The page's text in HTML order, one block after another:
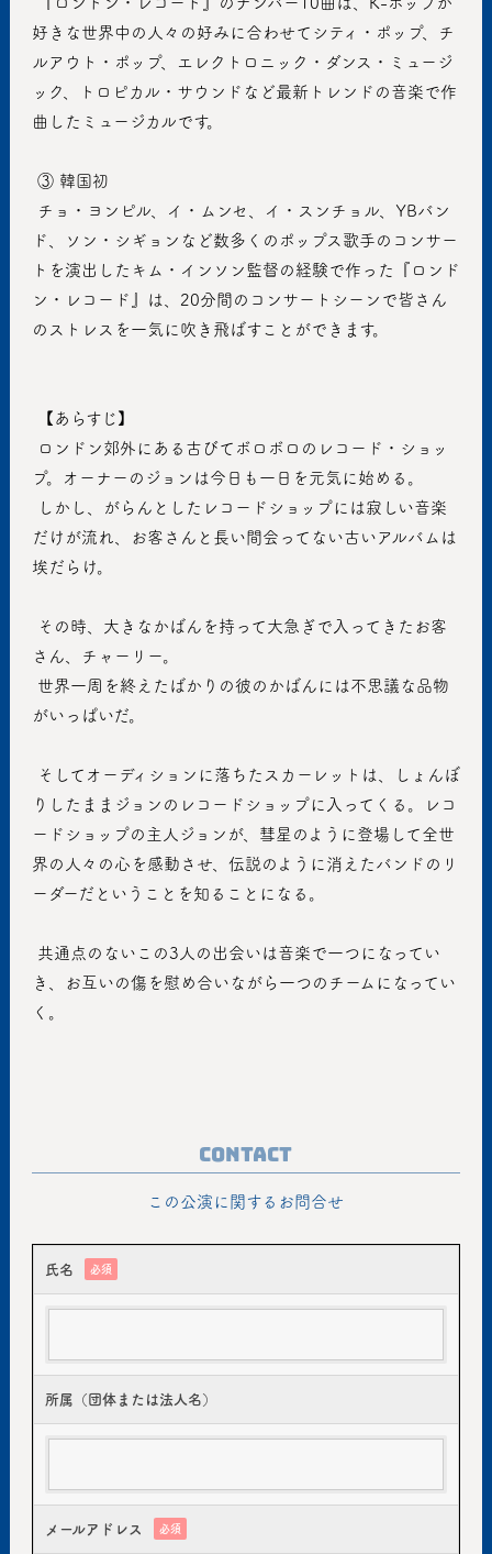
好きな世界中の人々の好みに合わせてシティ・ポップ、チ
ルアウト・ポップ、エレクトロニック・ダンス・ミュージ
ック、トロピカル・サウンドなど最新トレンドの音楽で作
曲したミュージカルです。
③ 韓国初
ド、ソン・シギョンなど数多くのポップス歌手のコンサー
トを演出したキム・インソン監督の経験で作った『ロンド
ン・レコード』は、20分間のコンサートシーンで皆さん
のストレスを一気に吹き飛ばすことができます。
【あらすじ】
プ。オーナーのジョンは今日も一日を元気に始める。
だけが流れ、お客さんと長い間会ってない古いアルバムは
埃だらけ。
さん、チャーリー。
がいっぱいだ。
りしたままジョンのレコードショップに入ってくる。レコ
ードショップの主人ジョンが、彗星のように登場して全世
界の人々の心を感動させ、伝説のように消えたバンドのリ
ーダーだということを知ることになる。
き、お互いの傷を慰め合いながら一つのチームになってい
く。
Contact
この公演に関するお問合せ
氏名 必須
所属（団体または法人名）
メールアドレス 必須